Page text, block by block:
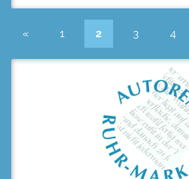
Seitennummerierung
der
«Vorherige
1 2 3 4